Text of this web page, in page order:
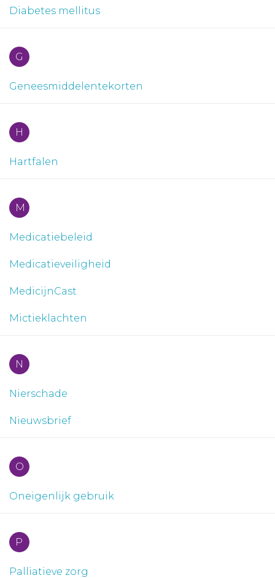
Diabetes mellitus
G
Geneesmiddelentekorten
H
Hartfalen
M
Medicatiebeleid
Medicatieveiligheid
MedicijnCast
Mictieklachten
N
Nierschade
Nieuwsbrief
O
Oneigenlijk gebruik
P
Palliatieve zorg